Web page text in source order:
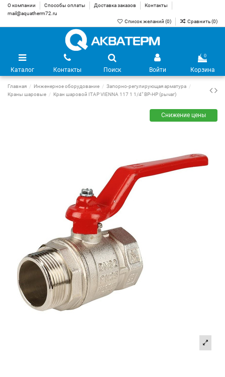
О компании Способы оплаты Доставка заказов
Контакты
mail@aquatherm72.ru
Список желаний (0) Сравнить (0)
Каталог Контакты Поиск Войти
0
Корзина
Главная Инженерное оборудование
Запорно-регулирующая арматура
Краны шаровые
Кран шаровой ITAP VIENNA 117 1 1/4" ВР-НР (рычаг)
Снижение цены